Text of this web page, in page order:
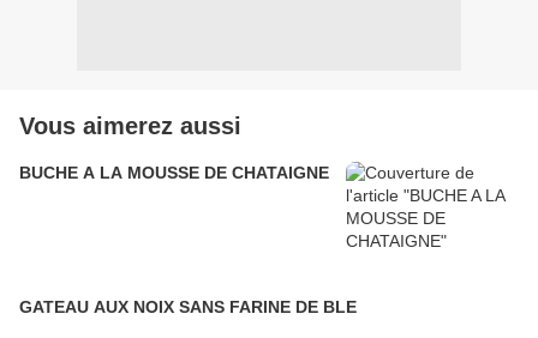
Vous aimerez aussi
BUCHE A LA MOUSSE DE CHATAIGNE
GATEAU AUX NOIX SANS FARINE DE BLE